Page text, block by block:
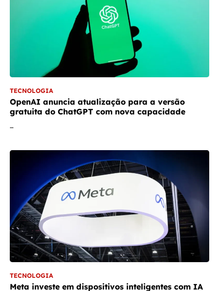
TECNOLOGIA
OpenAI anuncia atualização para a versão
gratuita do ChatGPT com nova capacidade
…
TECNOLOGIA
Meta investe em dispositivos inteligentes com IA